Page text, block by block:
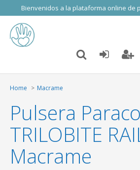
Bienvenidos a la plataforma online de
Home Macrame
Pulsera
TRILOBITE
Macrame